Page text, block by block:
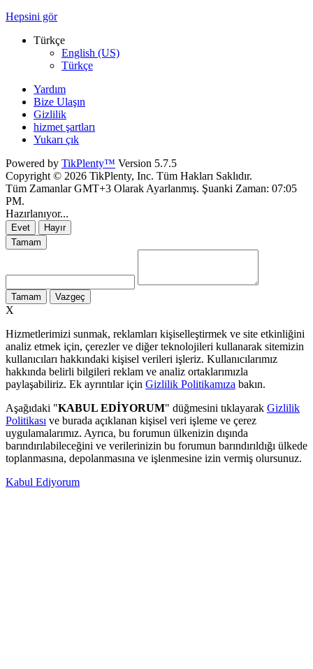
Hepsini gör
Türkçe
English (US)
Türkçe
Yardım
Bize Ulaşın
Gizlilik
hizmet şartları
Yukarı çık
Powered by TikPlenty™ Version 5.7.5
Copyright © 2026 TikPlenty, Inc. Tüm Hakları Saklıdır.
Tüm Zamanlar GMT+3 Olarak Ayarlanmış. Şuanki Zaman: 07:05
PM.
Hazırlanıyor...
Evet
Hayır
Tamam
Tamam Vazgeç
X
Hizmetlerimizi sunmak, reklamları kişiselleştirmek ve site etkinliğini
analiz etmek için, çerezler ve diğer teknolojileri kullanarak sitemizin
kullanıcıları hakkındaki kişisel verileri işleriz. Kullanıcılarımız
hakkında belirli bilgileri reklam ve analiz ortaklarımızla
paylaşabiliriz. Ek ayrıntılar için Gizlilik Politikamıza bakın.
Aşağıdaki "KABUL EDİYORUM" düğmesini tıklayarak Gizlilik
Politikası ve burada açıklanan kişisel veri işleme ve çerez
uygulamalarımız. Ayrıca, bu forumun ülkenizin dışında
barındırılabileceğini ve verilerinizin bu forumun barındırıldığı ülkede
toplanmasına, depolanmasına ve işlenmesine izin vermiş olursunuz.
Kabul Ediyorum